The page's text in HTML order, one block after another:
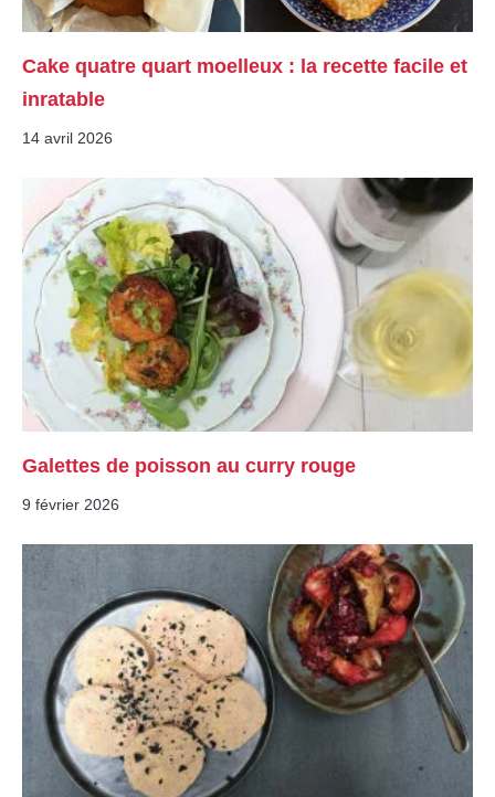
Cake quatre quart moelleux : la recette facile et
inratable
14 avril 2026
Galettes de poisson au curry rouge
9 février 2026